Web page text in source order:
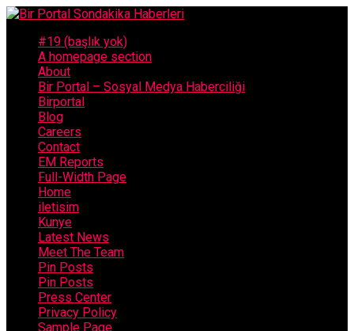
#19 (başlık yok)
A homepage section
About
Bir Portal – Sosyal Medya Haberciliği
Birportal
Blog
Careers
Contact
EM Reports
Full-Width Page
Home
iletisim
Kunye
Latest News
Meet The Team
Pin Posts
Pin Posts
Press Center
Privacy Policy
Sample Page